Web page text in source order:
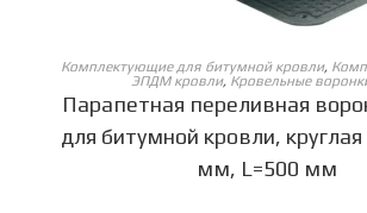
ОБЕРІТЬ ОПЦІЇ
Комплектующие для битумной кровли,
ЭПДМ кровли, Кровельные
Парапетная переливная
для битумной кровли,
мм, L=500 мм